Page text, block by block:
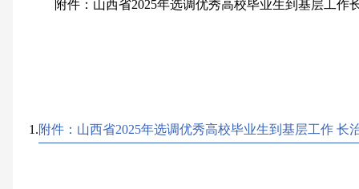
附件：山西省2025年选调优秀高校毕业生到基层工作
1.附件：山西省2025年选调优秀高校毕业生到基层工作 长